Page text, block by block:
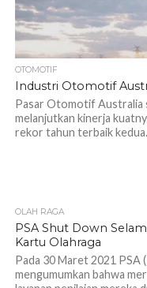
OTOMOTIF
Industri Otomotif
Pasar Otomotif Australia
melanjutkan kinerja
rekor tahun terbaik
OLAH RAGA
PSA Shut Down
Kartu Olahraga
Pada 30 Maret 2021
mengumumkan bahwa